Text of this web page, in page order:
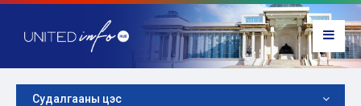
Судалгааны цэс